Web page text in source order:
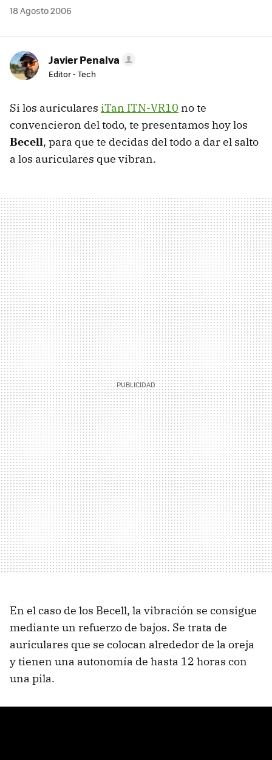
18 Agosto 2006
Javier Penalva
Editor - Tech
Si los auriculares iTan ITN-VR10 no te
convencieron del todo, te presentamos hoy los
Becell, para que te decidas del todo a dar el salto
a los auriculares que vibran.
En el caso de los Becell, la vibración se consigue
mediante un refuerzo de bajos. Se trata de
auriculares que se colocan alrededor de la oreja
y tienen una autonomía de hasta 12 horas con
una pila.